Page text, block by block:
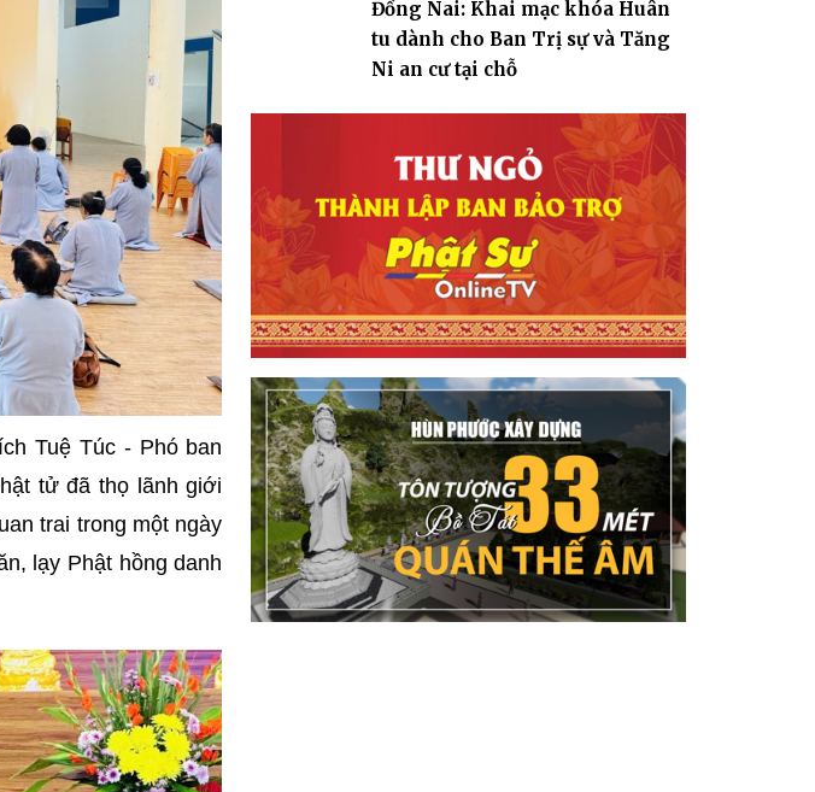
Tuệ Túc - Phó ban
tử đã thọ lãnh giới
trai trong một ngày
lạy Phật hồng danh
Đồng Nai: Khai mạc khóa Huân
tu dành cho Ban Trị sự và Tăng
Ni an cư tại chỗ